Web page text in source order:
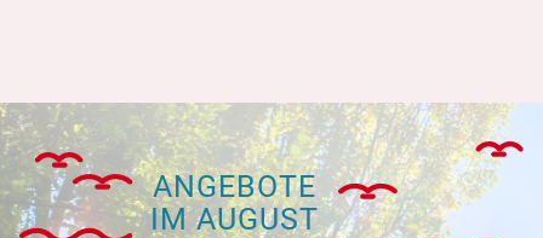
ANGEBOTE
IM AUGUST